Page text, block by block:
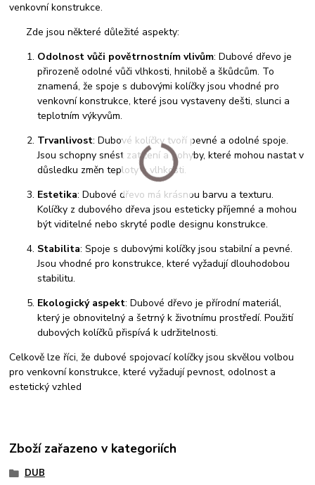
venkovní konstrukce.
Zde jsou některé důležité aspekty:
Odolnost vůči povětrnostním vlivům: Dubové dřevo je
přirozeně odolné vůči vlhkosti, hnilobě a škůdcům. To
znamená, že spoje s dubovými kolíčky jsou vhodné pro
venkovní konstrukce, které jsou vystaveny dešti, slunci a
teplotním výkyvům.
Trvanlivost: Dubové kolíčky tvoří pevné a odolné spoje.
Jsou schopny snést zatížení a pohyby, které mohou nastat v
důsledku změn teploty a vlhkosti.
Estetika: Dubové dřevo má krásnou barvu a texturu.
Kolíčky z dubového dřeva jsou esteticky příjemné a mohou
být viditelné nebo skryté podle designu konstrukce.
Stabilita: Spoje s dubovými kolíčky jsou stabilní a pevné.
Jsou vhodné pro konstrukce, které vyžadují dlouhodobou
stabilitu.
Ekologický aspekt: Dubové dřevo je přírodní materiál,
který je obnovitelný a šetrný k životnímu prostředí. Použití
dubových kolíčků přispívá k udržitelnosti.
Celkově lze říci, že dubové spojovací kolíčky jsou skvělou volbou
pro venkovní konstrukce, které vyžadují pevnost, odolnost a
estetický vzhled
Zboží zařazeno v kategoriích
DUB